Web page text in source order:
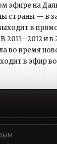
эфире на
страны — в
в
2011—2012 и
во время
в эфир